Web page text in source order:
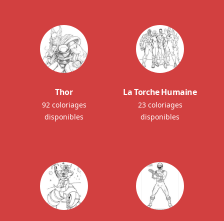
Thor
92 coloriages
disponibles
La Torche Humaine
23 coloriages
disponibles